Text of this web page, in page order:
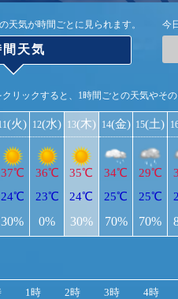
天気が時間ごとに見られます。
間天気
今
クリックすると、1時間ごとの天気やそ
(火)
37℃
24℃
30%
12(水)
36℃
23℃
0%
13(木)
35℃
24℃
30%
14(金)
34℃
25℃
70%
15(土)
29℃
25℃
70%
1時 2時 3時 4時